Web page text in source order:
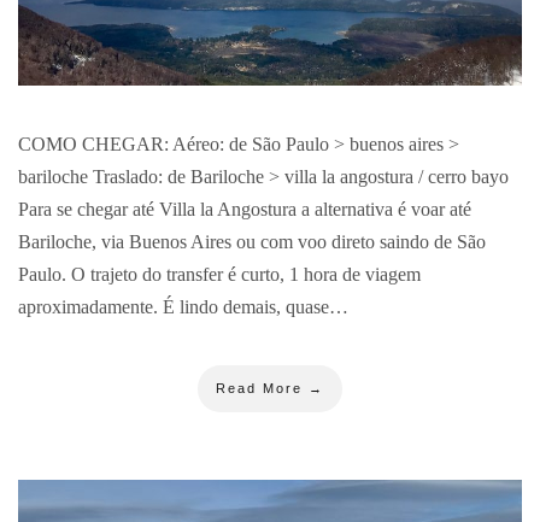
COMO CHEGAR: Aéreo: de São Paulo > buenos aires >
bariloche Traslado: de Bariloche > villa la angostura / cerro bayo
Para se chegar até Villa la Angostura a alternativa é voar até
Bariloche, via Buenos Aires ou com voo direto saindo de São
Paulo. O trajeto do transfer é curto, 1 hora de viagem
aproximadamente. É lindo demais, quase…
Read More →